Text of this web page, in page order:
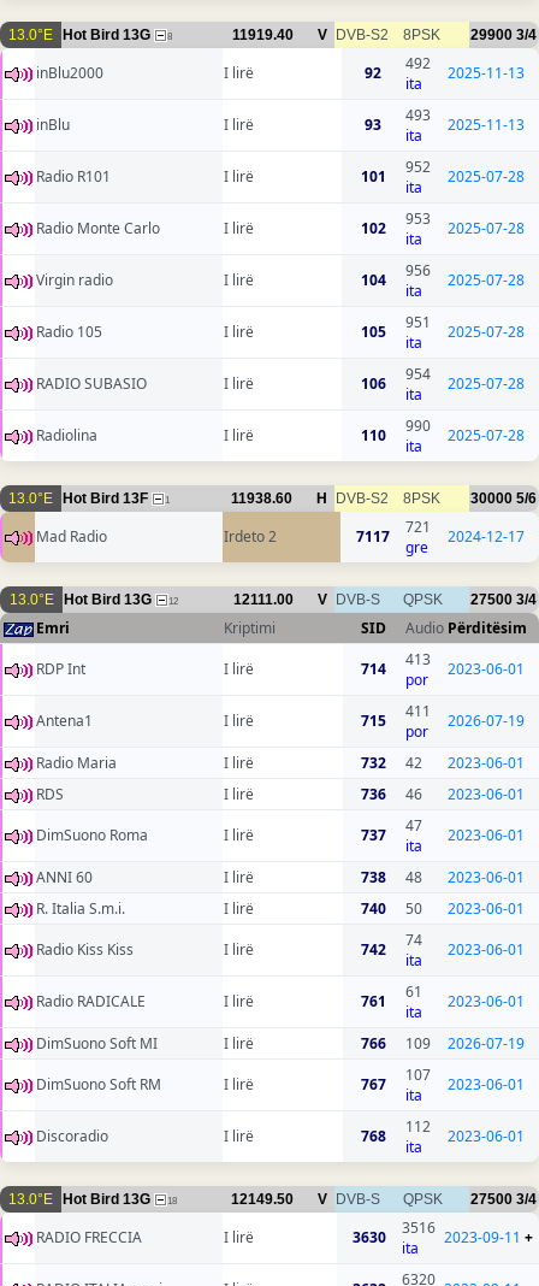
13.0°E Hot Bird 13G 8 11919.40 V DVB-S2 8PSK 29900 3/4
inBlu2000 I lirë 92
492
ita
2025-11-13
inBlu I lirë 93
493
ita
2025-11-13
Radio R101 I lirë 101
952
ita
2025-07-28
Radio Monte Carlo I lirë 102
953
ita
2025-07-28
Virgin radio I lirë 104
956
ita
2025-07-28
Radio 105 I lirë 105
951
ita
2025-07-28
RADIO SUBASIO I lirë 106
954
ita
2025-07-28
Radiolina I lirë 110
990
ita
2025-07-28
13.0°E Hot Bird 13F 1 11938.60 H DVB-S2 8PSK 30000 5/6
Mad Radio Irdeto 2 7117
721
gre
2024-12-17
13.0°E Hot Bird 13G 12 12111.00 V DVB-S QPSK 27500 3/4
Emri Kriptimi SID Audio Përditësim
RDP Int
I lirë 714
413
por
2023-06-01
Antena1 I lirë 715
411
por
2026-07-19
Radio Maria I lirë 732 42
2023-06-01
RDS
I lirë 736 46
2023-06-01
DimSuono Roma
I lirë 737
47
ita
2023-06-01
ANNI 60 I lirë 738 48
2023-06-01
R. Italia S.m.i.
I lirë 740 50
2023-06-01
Radio Kiss Kiss
I lirë 742
74
ita
2023-06-01
Radio RADICALE I lirë 761
61
ita
2023-06-01
DimSuono Soft MI I lirë 766 109
2026-07-19
DimSuono Soft RM
I lirë 767
107
ita
2023-06-01
Discoradio I lirë 768
112
ita
2023-06-01
13.0°E Hot Bird 13G 18 12149.50 V DVB-S QPSK 27500 3/4
RADIO FRECCIA I lirë 3630
3516
ita
2023-09-11 +
6320